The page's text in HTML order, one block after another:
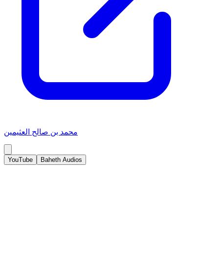
محمد بن صالح العثيمين
YouTube Baheth Audios